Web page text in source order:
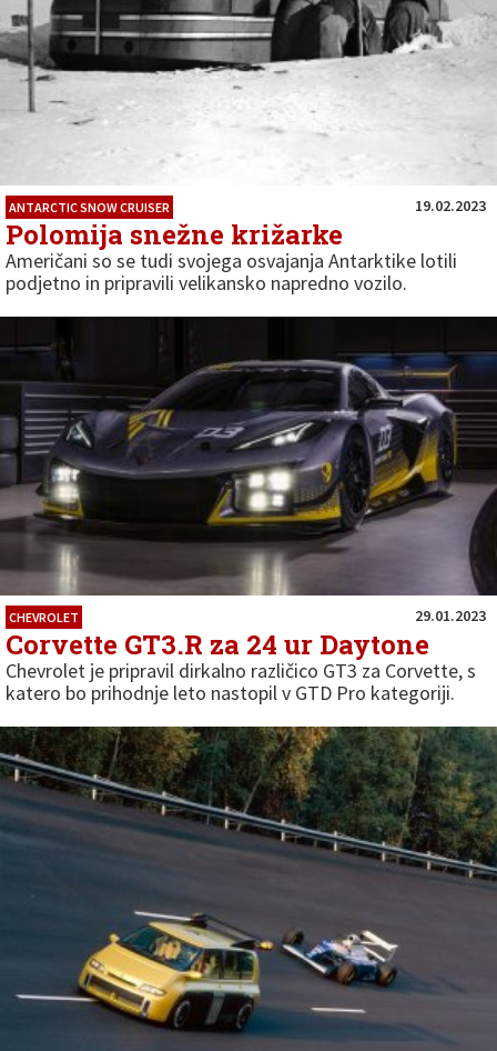
ANTARCTIC SNOW CRUISER 19.02.2023
Polomija snežne križarke
Američani so se tudi svojega osvajanja Antarktike lotili
podjetno in pripravili velikansko napredno vozilo.
CHEVROLET 29.01.2023
Corvette GT3.R za 24 ur Daytone
Chevrolet je pripravil dirkalno različico GT3 za Corvette, s
katero bo prihodnje leto nastopil v GTD Pro kategoriji.